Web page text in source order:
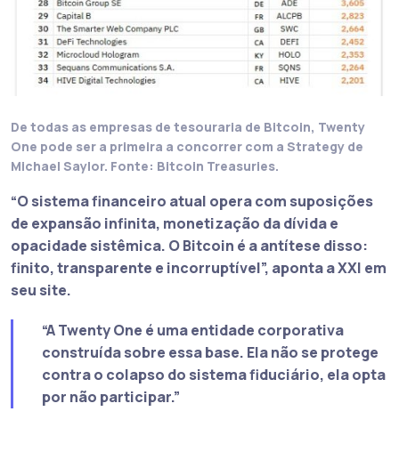
De todas as empresas de tesouraria de Bitcoin, Twenty
One pode ser a primeira a concorrer com a Strategy de
Michael Saylor. Fonte: Bitcoin Treasuries.
“O sistema financeiro atual opera com suposições
de expansão infinita, monetização da dívida e
opacidade sistêmica. O Bitcoin é a antítese disso:
finito, transparente e incorruptível”, aponta a XXI em
seu site.
“A Twenty One é uma entidade corporativa
construída sobre essa base. Ela não se protege
contra o colapso do sistema fiduciário, ela opta
por não participar.”